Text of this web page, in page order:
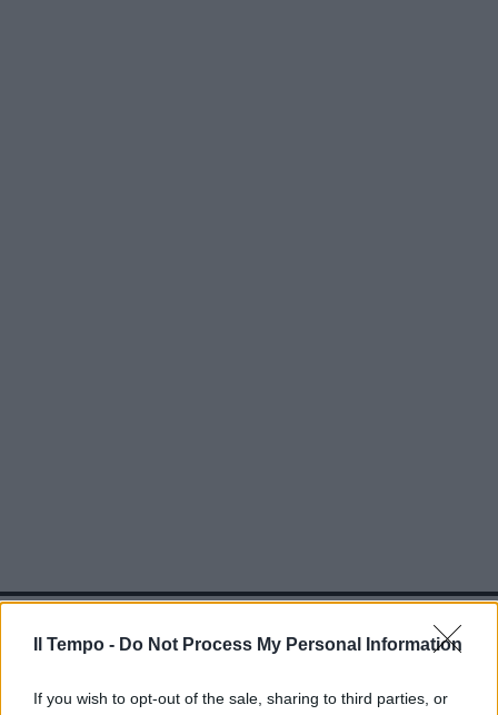
Il Tempo - Do Not Process My Personal Information
If you wish to opt-out of the sale, sharing to third parties, or